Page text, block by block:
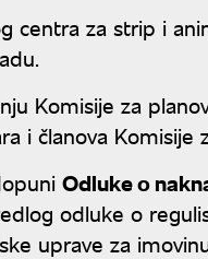
centra za strip i
Komisije za
i članova Komisije
Odluke o
odluke o
uprave za